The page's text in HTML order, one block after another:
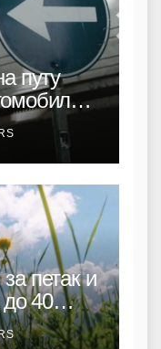
путу
град
петак и
до 40